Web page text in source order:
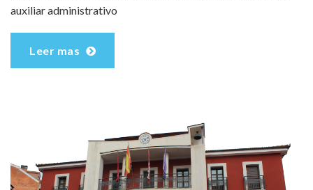
auxiliar administrativo
Leer mas